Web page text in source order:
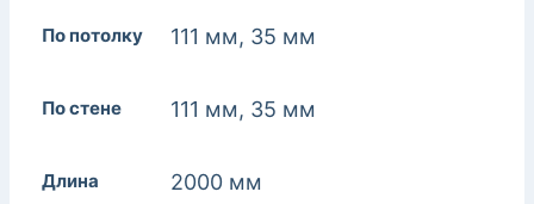
По потолку 111 мм, 35 мм
По стене 111 мм, 35 мм
Длина 2000 мм